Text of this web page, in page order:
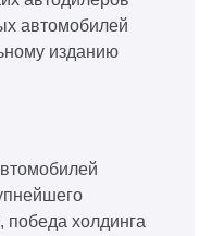
автомобилей
изданию
холдинга